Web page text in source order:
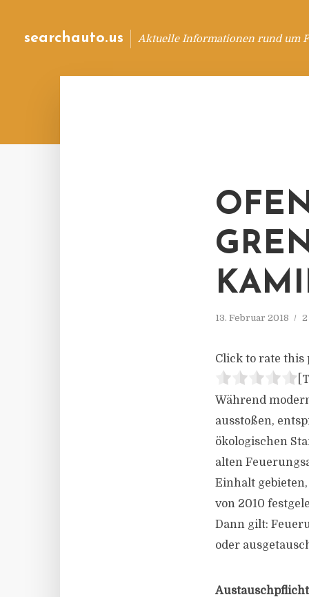
searchauto.us Aktuelle Informationen rund um
13. Februar 2018
Click to rate this
Während
ausstoßen,
ökologischen
alten
Einhalt
von 2010
Dann gilt:
oder